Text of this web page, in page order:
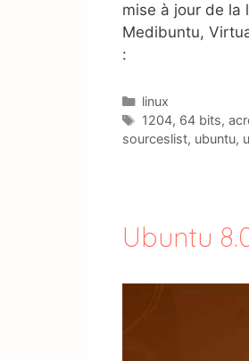
mise à jour de la
Medibuntu,
:
Catégories
linux
Étiquettes
1204, 64 bits,
sourceslist, ubuntu,
Ubuntu